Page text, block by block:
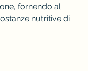
fornendo al
nutritive di